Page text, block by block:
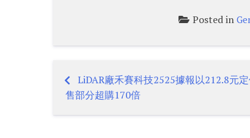
Posted in
Post
navigation
LiDAR廠禾賽科技2525據報以212.8元
售部分超購170倍